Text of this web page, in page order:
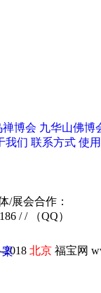
禅博会 九华山佛博
我们 联系方式 使
/展会合作：
/ / （QQ）
2018 北京 福宝网